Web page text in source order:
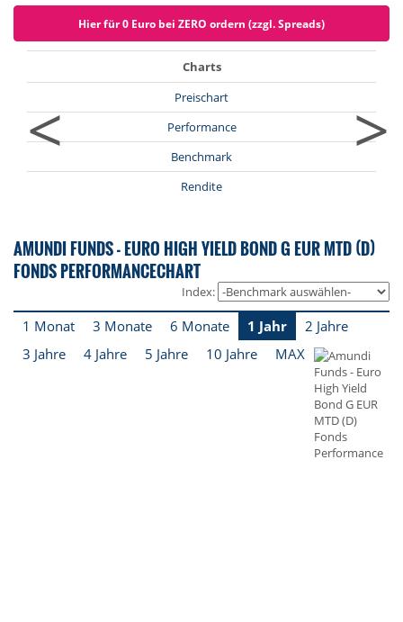
Hier für 0 Euro bei ZERO ordern (zzgl. Spreads)
<
Charts
Preischart
Performance
Benchmark
Rendite
>
AMUNDI FUNDS - EURO HIGH YIELD BOND G EUR MTD (D)
FONDS PERFORMANCECHART
Index:
1 Monat 3 Monate 6 Monate 1 Jahr
2 Jahre
3 Jahre
4 Jahre 5 Jahre 10 Jahre MAX